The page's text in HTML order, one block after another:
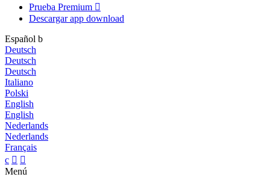
Prueba Premium 
Descargar app download
Español b
Deutsch
Deutsch
Deutsch
Italiano
Polski
English
English
Nederlands
Nederlands
Français
c  
Menú